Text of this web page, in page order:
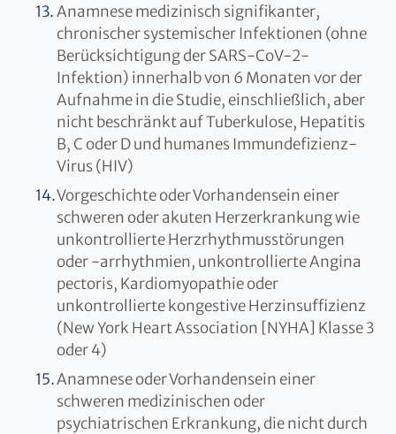
Anamnese medizinisch signifikanter,
chronischer systemischer Infektionen (ohne
Berücksichtigung der SARS-CoV-2-
Infektion) innerhalb von 6 Monaten vor der
Aufnahme in die Studie, einschließlich, aber
nicht beschränkt auf Tuberkulose, Hepatitis
B, C oder D und humanes Immundefizienz-
Virus (HIV)
Vorgeschichte oder Vorhandensein einer
schweren oder akuten Herzerkrankung wie
unkontrollierte Herzrhythmusstörungen
oder -arrhythmien, unkontrollierte Angina
pectoris, Kardiomyopathie oder
unkontrollierte kongestive Herzinsuffizienz
(New York Heart Association [NYHA] Klasse 3
oder 4)
Anamnese oder Vorhandensein einer
schweren medizinischen oder
psychiatrischen Erkrankung, die nicht durch